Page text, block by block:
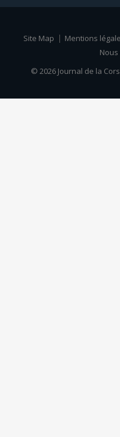
Site Map Mentions
© 2026 Journal de la